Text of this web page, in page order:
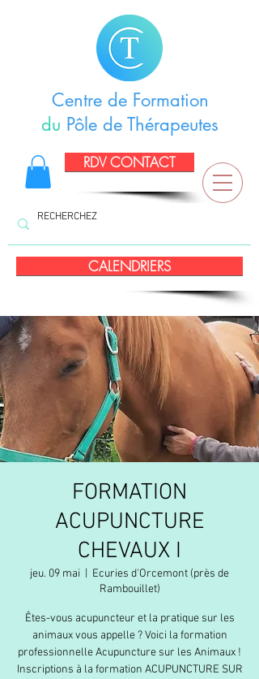
Centre de Formation
du Pôle de Thérapeutes
RDV CONTACT
CALENDRIERS
FORMATION
ACUPUNCTURE
CHEVAUX I
jeu. 09 mai
Ecuries d'Orcemont (près de
Rambouillet)
Êtes-vous acupuncteur et la pratique sur les
animaux vous appelle ? Voici la formation
professionnelle Acupuncture sur les Animaux !
Inscriptions à la formation ACUPUNCTURE SUR